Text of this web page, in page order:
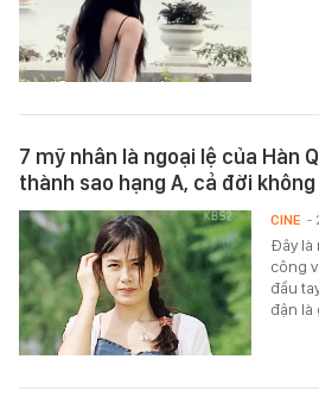
7 mỹ nhân là ngoại lệ của Hàn
thành sao hạng A, cả đời
Đây là
công
đầu
đận là
CINE -